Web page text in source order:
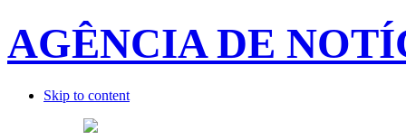
AGÊNCIA DE
Skip to content